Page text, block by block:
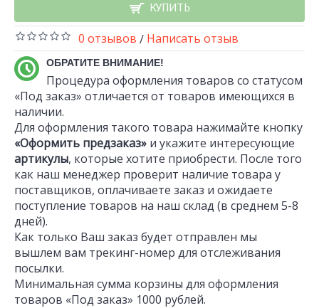
КУПИТЬ
0 отзывов / Написать отзыв
ОБРАТИТЕ ВНИМАНИЕ!
Процедура оформления товаров со статусом
«Под заказ» отличается от товаров имеющихся в
наличии.
Для оформления такого товара нажимайте кнопку
«Оформить предзаказ» и укажите интересующие
артикулы, которые хотите приобрести. После того
как наш менеджер проверит наличие товара у
поставщиков, оплачиваете заказ и ожидаете
поступление товаров на наш склад (в среднем 5-8
дней).
Как только Ваш заказ будет отправлен мы
вышлем вам трекинг-номер для отслеживания
посылки.
Минимальная сумма корзины для оформления
товаров «Под заказ» 1000 рублей.